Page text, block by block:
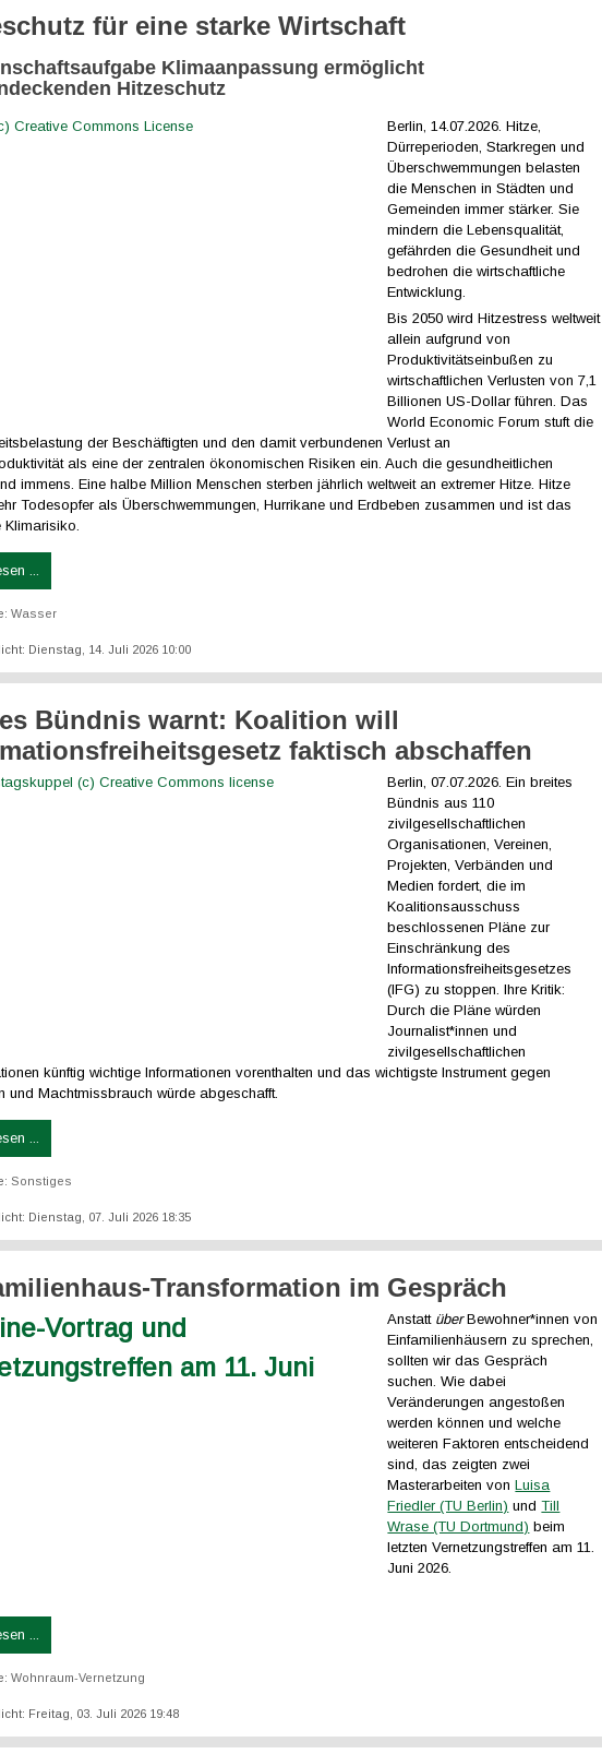
für eine starke Wirtschaft
Klimaanpassung ermöglicht
Hitzeschutz
Berlin, 14.07.2026. Hitze,
Dürreperioden, Starkregen und
Überschwemmungen belasten
die Menschen in Städten und
Gemeinden immer stärker. Sie
mindern die Lebensqualität,
gefährden die Gesundheit und
bedrohen die wirtschaftliche
Entwicklung.
Bis 2050 wird Hitzestress weltweit
allein aufgrund von
Produktivitätseinbußen zu
wirtschaftlichen Verlusten von 7,1
Billionen US-Dollar führen. Das
World Economic Forum stuft die
der Beschäftigten und den damit verbundenen Verlust an
als eine der zentralen ökonomischen Risiken ein. Auch die gesundheitlichen
immens. Eine halbe Million Menschen sterben jährlich weltweit an extremer Hitze. Hitze
Todesopfer als Überschwemmungen, Hurrikane und Erdbeben zusammen und ist das
Klimarisiko.
...
Wasser
Dienstag, 14. Juli 2026 10:00
Bündnis warnt: Koalition will
faktisch abschaffen
Berlin, 07.07.2026. Ein breites
Bündnis aus 110
zivilgesellschaftlichen
Organisationen, Vereinen,
Projekten, Verbänden und
Medien fordert, die im
Koalitionsausschuss
beschlossenen Pläne zur
Einschränkung des
Informationsfreiheitsgesetzes
(IFG) zu stoppen. Ihre Kritik:
Durch die Pläne würden
Journalist*innen und
zivilgesellschaftlichen
künftig wichtige Informationen vorenthalten und das wichtigste Instrument gegen
und Machtmissbrauch würde abgeschafft.
...
Sonstiges
Dienstag, 07. Juli 2026 18:35
Transformation im Gespräch
Anstatt überBewohner*innen von
Einfamilienhäusern zu sprechen,
sollten wir das Gespräch
suchen. Wie dabei
Veränderungen angestoßen
werden können und welche
weiteren Faktoren entscheidend
sind, das zeigten zwei
Masterarbeiten vonLuisa
Friedler (TU Berlin) undTill
Wrase (TU Dortmund) beim
letzten Vernetzungstreffen am 11.
Juni 2026.
...
Wohnraum-Vernetzung
Freitag, 03. Juli 2026 19:48